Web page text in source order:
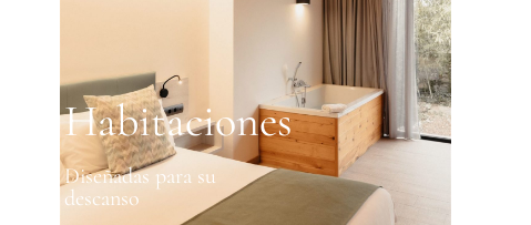
Habitaciones
Diseñadas para su
descanso